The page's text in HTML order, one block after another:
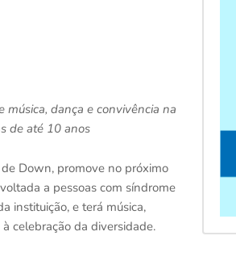
dança e convivência na
de até 10 anos
Down, promove no próximo
a pessoas com síndrome
instituição, e terá música,
celebração da diversidade.